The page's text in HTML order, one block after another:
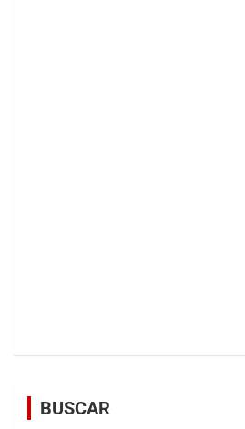
BUSCAR